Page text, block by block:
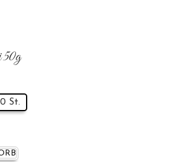
St.